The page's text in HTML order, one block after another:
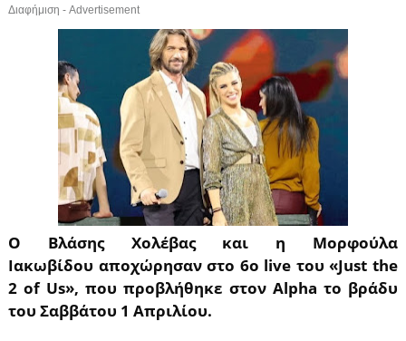
Διαφήμιση - Advertisement
Ο Βλάσης Χολέβας και η Μορφούλα
Ιακωβίδου αποχώρησαν στο 6ο live του «Just the
2 of Us», που προβλήθηκε στον Alpha το βράδυ
του Σαββάτου 1 Απριλίου.